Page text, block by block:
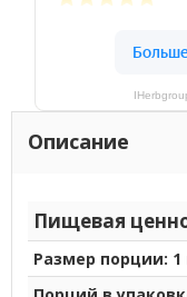
Описание
Пищевая
Размер порции: 1